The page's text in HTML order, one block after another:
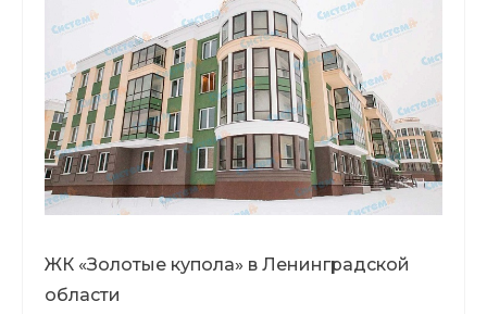
ЖК «Золотые купола» в Ленинградской
области